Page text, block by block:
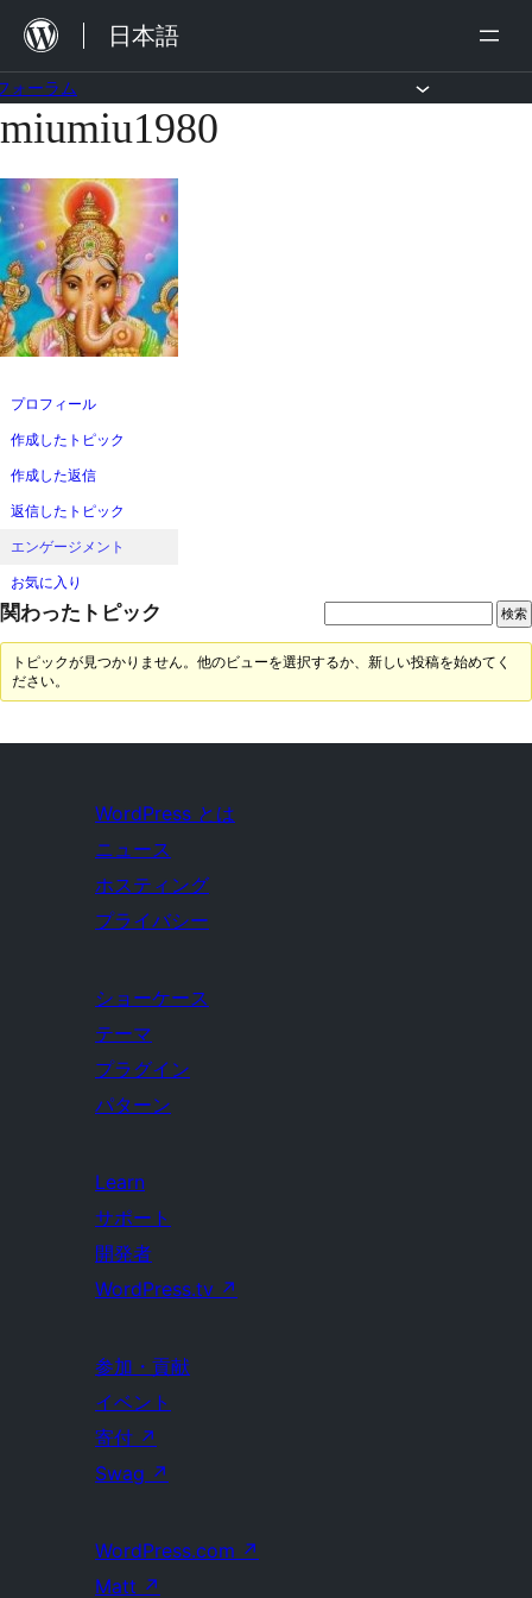
を
ス
ッ
プ
日本語
ォーラム
コ
ン
ツ
へ
ス
ッ
プ
miumiu1980
プロフィール
作成したトピック
作成した返信
返信したトピック
エンゲージメント
お気に入り
関わったトピック
トピックが見つかりません。他のビューを選択するか、新しい投稿を始めてく
ださい。
WordPress とは
ニュース
ホスティング
プライバシー
ショーケース
テーマ
プラグイン
パターン
Learn
サポート
開発者
WordPress.tv ↗
参加・貢献
イベント
寄付 ↗
Swag ↗
WordPress.com ↗
Matt ↗